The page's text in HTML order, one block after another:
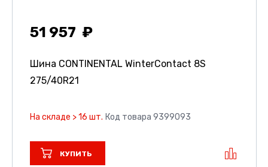
51 957
Шина CONTINENTAL WinterContact 8S
275/40R21
На складе > 16 шт. Код товара 9399093
КУПИТЬ